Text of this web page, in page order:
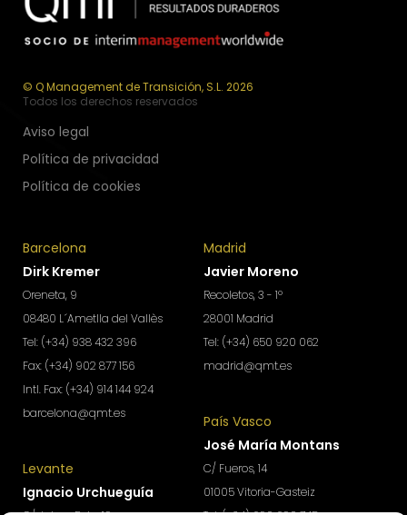
© Q Management de Transición, S.L. 2026
Todos los derechos reservados
Aviso legal
Política de privacidad
Política de cookies
Barcelona
Dirk Kremer
Oreneta, 9
08480 L´Ametlla del Vallès
Tel: (+34) 938 432 396
Fax: (+34) 902 877 156
Intl. Fax: (+34) 914 144 924
barcelona@qmt.es
Levante
Ignacio Urchueguía
Madrid
Javier Moreno
Recoletos, 3 - 1º
28001 Madrid
Tel: (+34) 650 920 062
madrid@qmt.es
País Vasco
José María Montans
C/ Fueros, 14
01005 Vitoria-Gasteiz